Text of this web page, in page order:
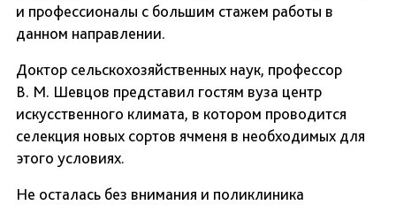
и профессионалы с большим стажем работы в
данном направлении.
Доктор сельскохозяйственных наук, профессор
В. М. Шевцов представил гостям вуза центр
искусственного климата, в котором проводится
селекция новых сортов ячменя в необходимых для
этого условиях.
Не осталась без внимания и поликлиника